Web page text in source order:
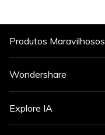
Produtos Maravilhosos
Wondershare
Explore IA